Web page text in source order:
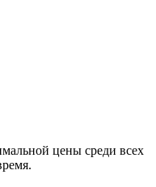
цены среди всех